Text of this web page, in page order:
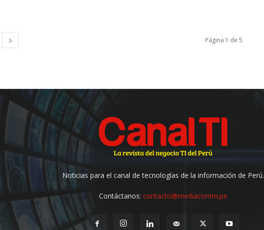
Página 1 de 5
Noticias para el canal de tecnologías de la información de Perú.
Contáctanos: contacto@mediacomm.pe